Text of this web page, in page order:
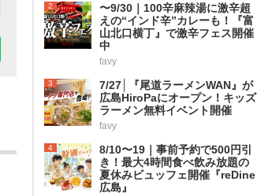
2
〜9/30｜100辛麻辣湯に激辛超
えの“インド辛”カレーも！『富
山北口横丁』で激辛フェス開催
中
favy
3
7/27│『尾道ラーメンWAN』が
広島HiroPaにオープン！キッズ
ラーメン無料イベント開催
favy
4
8/10〜19｜事前予約で500円引
き！最大4時間食べ飲み放題の
夏休みビュッフェ開催『reDine
広島』